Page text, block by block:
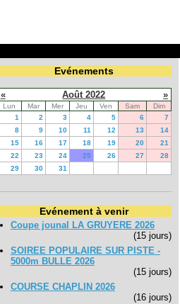
Evénements
« Août 2022 »
Lun Mar Mer Jeu Ven Sam
Dim
1
2 3 4 5 6
7
8
9 10 11 12 13
14
15
16 17 18 19 20
21
22
23 24 25 26 27
28
29
30 31
Evénement à venir
Coupe jounal LA GRUYERE 2026
(15 jours)
SOIREE POPULAIRE SUR PISTE -
5000m BULLE 2026
(15 jours)
COURSE CHAPLIN 2026
(16 jours)